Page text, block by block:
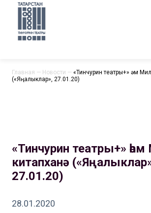
Главная — Новости — «Тинчурин театры+» һәм
(«Яңалыклар», 27.01.20)
«Тинчурин театры+»
китапханә
27.01.20)
28.01.2020